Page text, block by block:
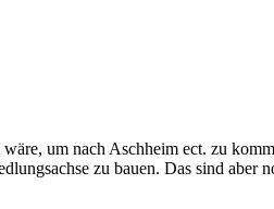
um nach Aschheim ect. zu
zu bauen. Das sind